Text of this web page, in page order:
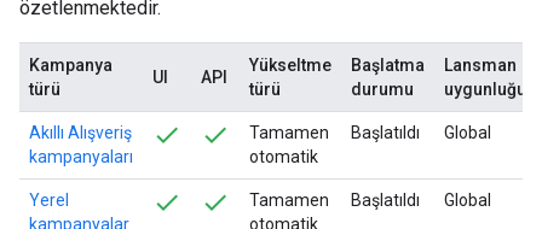
özetlenmektedir.
Kampanya
türü
UI API
Yükseltme
türü
Başlatma
durumu
Lansman
uygunluğu
Akıllı Alışveriş
kampanyaları
Tamamen
otomatik
Başlatıldı Global
Yerel
kampanyalar
Tamamen
otomatik
Başlatıldı Global